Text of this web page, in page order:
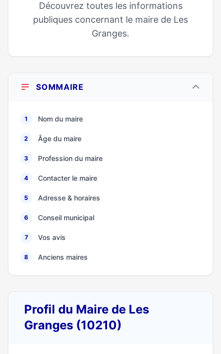
Découvrez toutes les informations
publiques concernant le maire de Les
Granges.
SOMMAIRE
1 Nom du maire
2 Âge du maire
3 Profession du maire
4 Contacter le maire
5 Adresse & horaires
6 Conseil municipal
7 Vos avis
8 Anciens maires
Profil du Maire de Les
Granges (10210)